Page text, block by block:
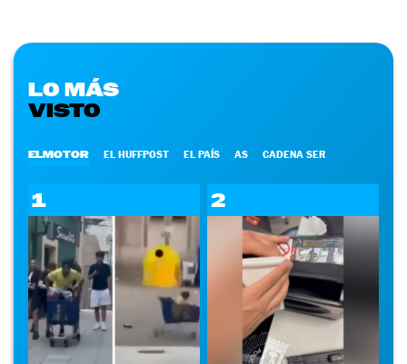
LO MÁS
VISTO
ELMOTOR EL HUFFPOST EL PAÍS AS CADENA SER
1 2